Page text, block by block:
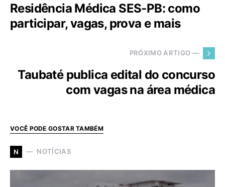
Residência Médica SES-PB: como
participar, vagas, prova e mais
PRÓXIMO ARTIGO —
Taubaté publica edital do concurso
com vagas na área médica
VOCÊ PODE GOSTAR TAMBÉM
N NOTÍCIAS